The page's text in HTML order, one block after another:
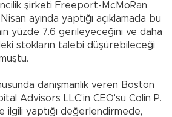
şirketi Freeport-McMoRan
ayında yaptığı açıklamada bu
yüzde 7.6 gerileyeceğini ve daha
stokların talebi düşürebileceği
danışmanlık veren Boston
Advisors LLC'in CEO'su Colin P.
ilgili yaptığı değerlendirmede,